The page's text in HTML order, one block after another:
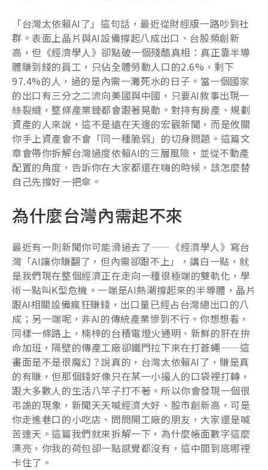
「台灣太依賴AI了」這句話，最近從財經版一路吵到社
群。表面上晶片與AI設備撐起八成出口、台股頻創新
高，但《經濟學人》卻點破一個殘酷真相：真正靠半導
體賺到錢的員工，只佔全體勞動人口的2.6%，剩下
97.4%的人，過的是內需一灘死水的日子。當一個國家
的出口有三分之二流向美國與中國，只要AI敘事出現一
絲裂縫，整條產業鏈都會跟著晃動。對持有房產、規劃
資產的人來說，這不是遠在天邊的宏觀新聞，而是攸關
你手上資產會不會「同一種脆弱」的切身問題。這篇文
章會帶你拆解台灣過度依賴AI的三層風險，並從不動產
配置的角度，告訴你在大家都還在嗨的時候，該怎麼替
自己先撐好一把傘。
為什麼台灣內需起不來
最近有一則新聞你可能滑過去了——《經濟學人》寫台
灣「AI讓你賺翻了，但內需卻跟不上」，講白一點，就
是我們現在整個經濟正在走向一種很極端的雙軌化，學
術一點叫K型危機。一端是AI熱潮撐起來的半導體，晶片
跟AI相關設備瘋狂賺錢，出口量已經占台灣總出口的八
成；另一端呢，非AI的傳統產業慘到不行。你想想看，
同樣一條路上，楠梓的台積電燈火通明、新鮮的肝在拚
命加班，隔壁的傳產工廠卻鐵門拉下來在打蒼蠅——這
畫面是不是很魔幻？說真的，台灣太依賴AI了，賺是真
的有賺，但那個錢好像只在某一小撮人的口袋裡打轉，
跟大多數人的生活八竿子打不著。所以你會發現一個很
弔詭的現象，新聞天天喊經濟大好、股市創新高，可是
你走進巷口的小吃店、問問開工廠的朋友，大家還是喊
苦連天。這篇我們就來拆解一下，為什麼帳面數字這麼
漂亮，你我的荷包卻一點感覺都沒有，這中間到底哪裡
卡住了。